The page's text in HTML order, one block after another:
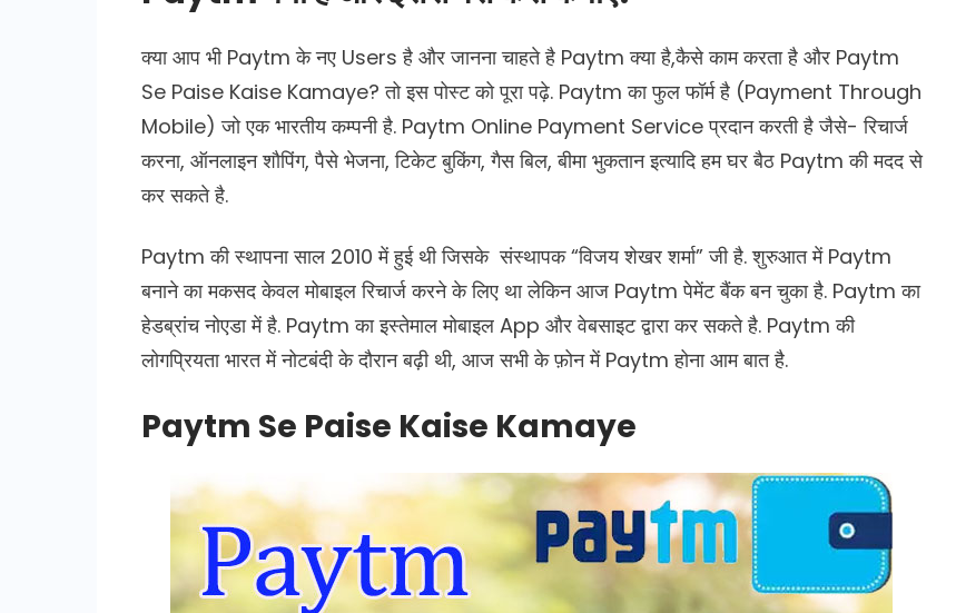
क्या आप भी Paytm के नए Users है और जानना चाहते है Paytm क्या है,कैसे काम करता है और Paytm
Se Paise Kaise Kamaye? तो इस पोस्ट को पूरा पढ़े. Paytm का फुल फॉर्म है (Payment Through
Mobile) जो एक भारतीय कम्पनी है. Paytm Online Payment Service प्रदान करती है जैसे- रिचार्ज
करना, ऑनलाइन शौपिंग, पैसे भेजना, टिकेट बुकिंग, गैस बिल, बीमा भुकतान इत्यादि हम घर बैठ Paytm की मदद से
कर सकते है.
Paytm की स्थापना साल 2010 में हुई थी जिसके संस्थापक “विजय शेखर शर्मा” जी है. शुरुआत में Paytm
बनाने का मकसद केवल मोबाइल रिचार्ज करने के लिए था लेकिन आज Paytm पेमेंट बैंक बन चुका है. Paytm का
हेडब्रांच नोएडा में है. Paytm का इस्तेमाल मोबाइल App और वेबसाइट द्वारा कर सकते है. Paytm की
लोगप्रियता भारत में नोटबंदी के दौरान बढ़ी थी, आज सभी के फ़ोन में Paytm होना आम बात है.
Paytm Se Paise Kaise Kamaye